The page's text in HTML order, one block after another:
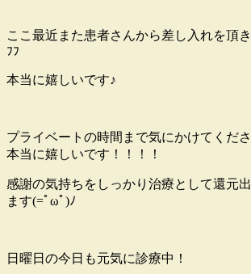
ここ最近また患者さんから差し入れを頂
ﾌﾌ
本当に嬉しいです♪
プライベートの時間まで気にかけてくだ
本当に嬉しいです！！！！
感謝の気持ちをしっかり治療として還元
ます(=ﾟωﾟ)ﾉ
日曜日の今日も元気に診療中！